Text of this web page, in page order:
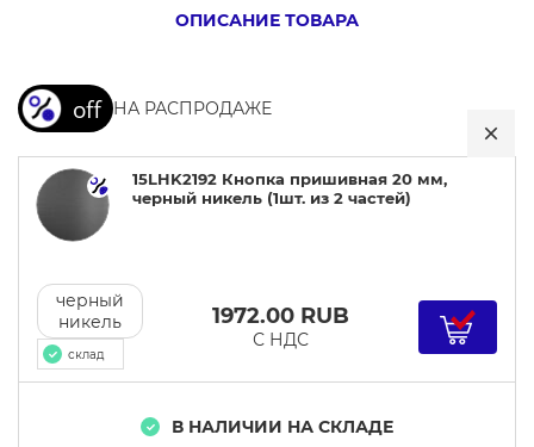
ОПИСАНИЕ ТОВАРА
НА РАСПРОДАЖЕ
15LHK2192 Кнопка пришивная 20 мм,
черный никель (1шт. из 2 частей)
черный
никель
склад
1972.00 RUB
С НДС
В НАЛИЧИИ НА СКЛАДЕ